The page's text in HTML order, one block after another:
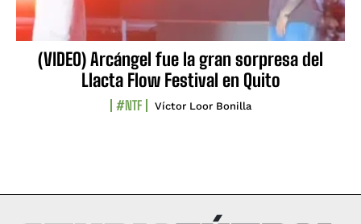
(VIDEO) Arcángel fue la gran sorpresa del
Llacta Flow Festival en Quito
#NTF Víctor Loor Bonilla